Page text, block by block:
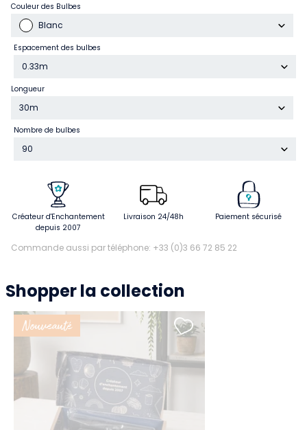
Couleur des Bulbes
Blanc
Espacement des bulbes
0.33m
Longueur
30m
Nombre de bulbes
90
Créateur d'Enchantement
depuis 2007
Livraison 24/48h Paiement sécurisé
Commande aussi par téléphone: +33 (0)3 66 72 85 22
Shopper la collection
Nouveauté